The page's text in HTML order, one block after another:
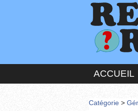
ACCUEIL
Catégorie >